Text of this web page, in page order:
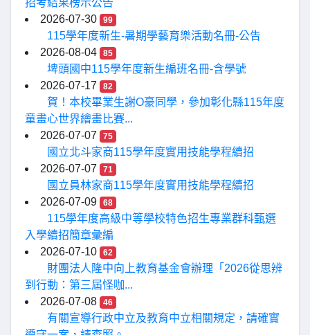
招考結果榜示公告
2026-07-30
99
115學年度新生-暑期學藝育樂活動名冊-公告
2026-08-04
85
埤頭國中115學年度新生編班名冊-含學號
2026-07-17
82
賀！本校畢業生謝O豪同學，參加彰化縣115年度
童畫心世界繪畫比賽...
2026-07-07
75
國立北斗家商115學年度實用技能學程續招
2026-07-07
71
國立員林家商115學年度實用技能學程續招
2026-07-09
68
115學年度高級中等學校特色招生專業群科甄選
入學續招簡章彙編
2026-07-10
62
財團法人隆中向上教育基金會辦理「2026從思辨
到行動：第三屆怪咖...
2026-07-08
46
有關宣導行政中立及教育中立相關規定，請確實